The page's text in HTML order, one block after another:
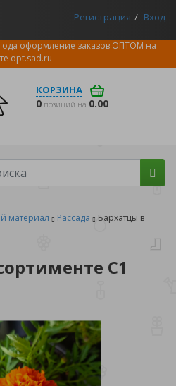
Регистрация Вход
оформление заказов ОПТОМ на
opt.sad.ru
КОРЗИНА
0 позиций на 0.00
материал Рассада
Бархатцы в
С1